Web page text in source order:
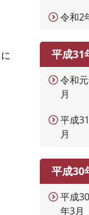
令和2
平成31
令和
月
平成
月
平成30
平成
年3月